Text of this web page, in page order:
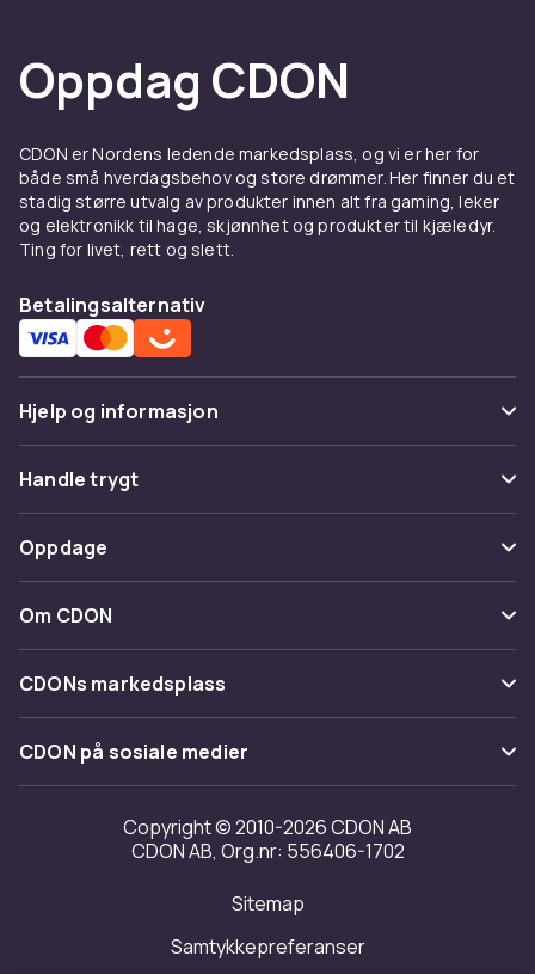
Oppdag CDON
CDON er Nordens ledende markedsplass, og vi er her for
både små hverdagsbehov og store drømmer. Her finner du et
stadig større utvalg av produkter innen alt fra gaming, leker
og elektronikk til hage, skjønnhet og produkter til kjæledyr.
Ting for livet, rett og slett.
Betalingsalternativ
Hjelp og informasjon
Vanlige spørsmål
Spor pakke
Angre & returner her
Kontakt oss
Handle trygt
Betaling
Levering
Tilbakekallinger
Oppdage
Kategorier
Varemerker
Om CDON
Om oss
Kundeanmeldelser
Jobbe på CDON
Investor relations
Tilgjengelighet
CDONs markedsplass
Merchant Help Center
CDON på sosiale medier
Copyright © 2010-2026 CDON AB
CDON AB, Org.nr: 556406-1702
Sitemap
Samtykkepreferanser